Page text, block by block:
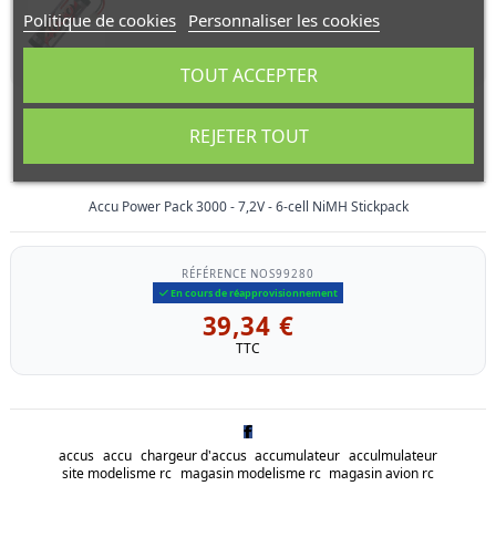
Stickpack
Accu Power Pack 3000 - 7,2V - 6-cell NiMH Stickpack
RÉFÉRENCE NOS99280
En cours de réapprovisionnement
39,34 €
TTC
accus accu chargeur d'accus accumulateur acculmulateur
site modelisme rc magasin modelisme rc magasin avion rc
Politique de cookies Personnaliser les cookies
REJETER TOUT
TOUT ACCEPTER